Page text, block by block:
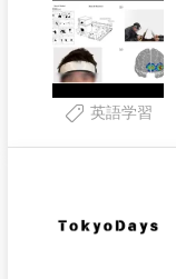
英語学習